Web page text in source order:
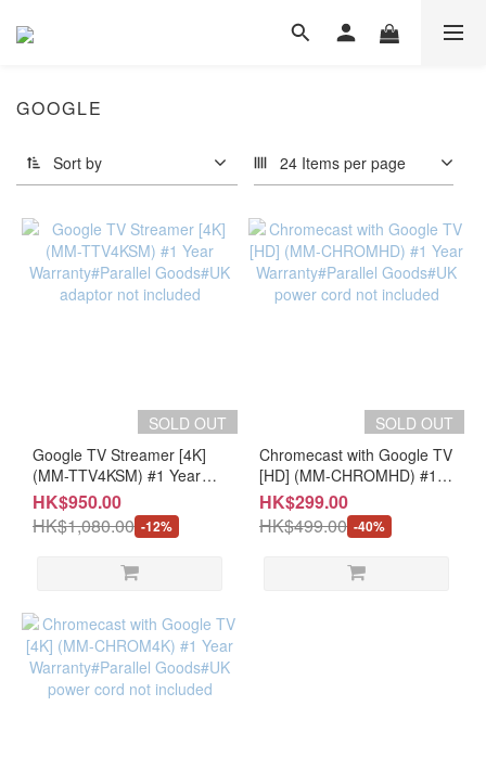
GOOGLE
Sort by 24 Items per page
SOLD OUT
Google TV Streamer [4K]
(MM-TTV4KSM) #1 Year
Warranty#Parallel
Goods#UK adaptor not
included
HK$950.00
HK$1,080.00 -12%
SOLD OUT
Chromecast with Google TV
[HD] (MM-CHROMHD) #1
Year Warranty#Parallel
Goods#UK power cord not
included
HK$299.00
HK$499.00 -40%